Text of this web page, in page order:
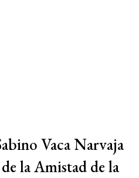
Vaca Narvaja
la Amistad de la